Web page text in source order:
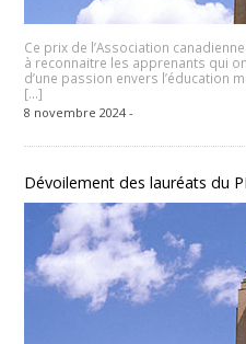
Ce prix de l’Association
à reconnaitre les apprenants qui
d’une passion envers l’éducation
[…]
8 novembre 2024 -
Dévoilement des lauréats du